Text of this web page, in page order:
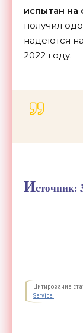
испытан на
получил
надеются
2022 году.
Источник:
Цитирование
Service.